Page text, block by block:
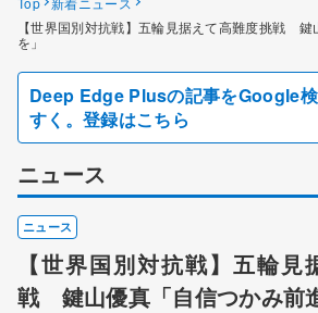
【世界国別対抗戦】五輪見据えて高難度挑戦 鍵
を」
Deep Edge Plusの記事をGoogle
すく。登録はこちら
ニュース
ニュース
【世界国別対抗戦】五輪見
戦 鍵山優真「自信つかみ前